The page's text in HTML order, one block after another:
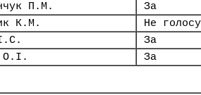
П.М.
За
К.М.
Не
За
О.І.
За